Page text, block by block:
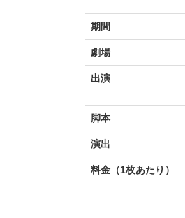
期間
劇場
出演
脚本
演出
料金（1枚あたり）